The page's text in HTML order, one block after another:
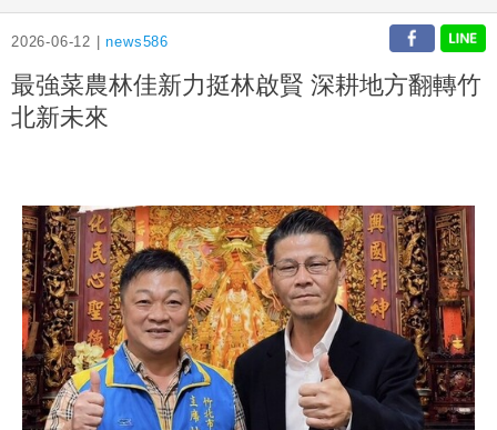
2026-06-12 |news586
最強菜農林佳新力挺林啟賢 深耕地方翻轉竹
北新未來